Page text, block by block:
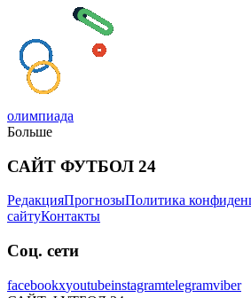
олимпиада
Больше
САЙТ ФУТБОЛ 24
РедакцияПрогнозыПолитика
сайтуКонтакты
Соц. сети
facebookxyoutubeinstagramtelegramviber